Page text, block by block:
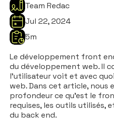
Team Redac
Jul 22, 2024
5m
Le développement front
du développement web. Il
l'utilisateur voit et avec
web. Dans cet article, nous
profondeur ce qu'est le
requises, les outils utilisés,
du back end.